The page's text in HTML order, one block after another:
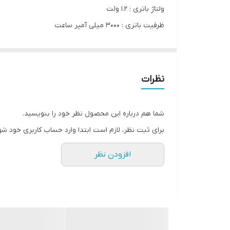
ولتاژ باتری : ۱.۲ ولت
ظرفیت باتری : ۳۰۰۰ میلی آمپر ساعت
نظرات
شما هم درباره این محصول نظر خود را بنویسید.
برای ثبت نظر، لازم است ابتدا وارد حساب کاربری خود
افزودن نظر